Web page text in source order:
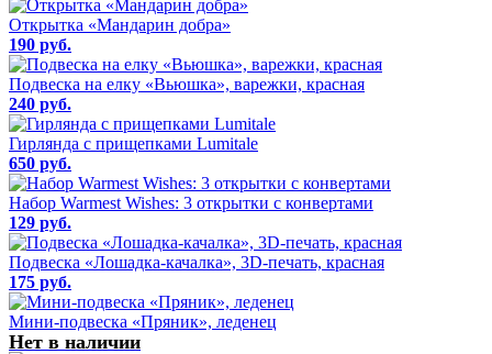
Открытка «Мандарин добра»
190 руб.
Подвеска на елку «Вьюшка», варежки, красная
240 руб.
Гирлянда с прищепками Lumitale
650 руб.
Набор Warmest Wishes: 3 открытки с конвертами
129 руб.
Подвеска «Лошадка-качалка», 3D-печать, красная
175 руб.
Мини-подвеска «Пряник», леденец
Нет в наличии